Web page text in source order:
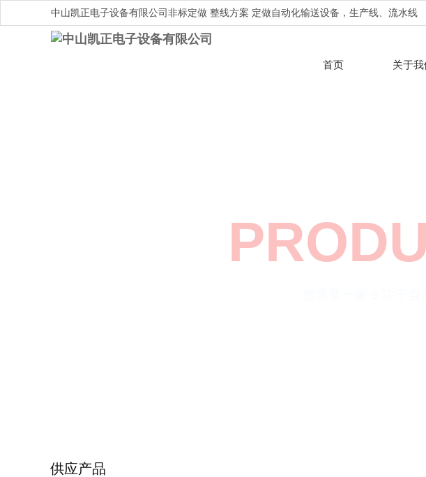
中山凯正电子设备有限公司非标定做 整线方案 定做自动化输送设备，生产线、流水线
首页 关于我
供应产品